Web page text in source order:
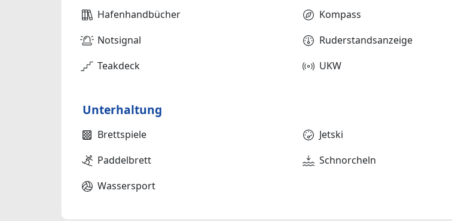
Hafenhandbücher
Kompass
Notsignal
Ruderstandsanzeige
Teakdeck
UKW
Unterhaltung
Brettspiele Jetski
Paddelbrett
Schnorcheln
Wassersport